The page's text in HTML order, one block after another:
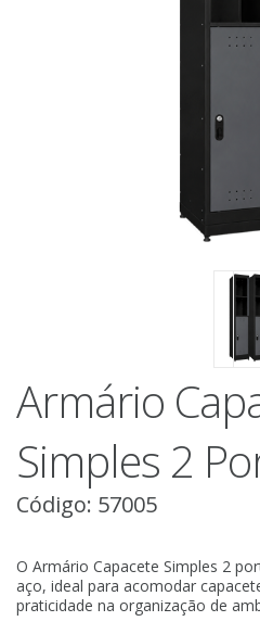
Armário
Simples 2
Código: 57005
O Armário Capacete Simples 2
aço, ideal para acomodar
praticidade na organização de